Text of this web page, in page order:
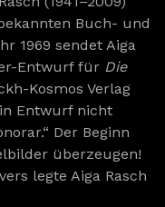
Buch- und
1969 sendet Aiga
Entwurf für Die
Kosmos Verlag
Entwurf nicht
Der Beginn
überzeugen!
legte Aiga Rasch